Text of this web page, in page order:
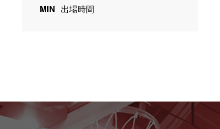
MIN 出場時間